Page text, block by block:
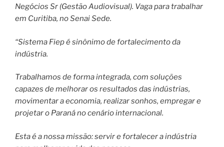
Negócios Sr (Gestão Audiovisual). Vaga para trabalhar
em Curitiba, no Senai Sede.
“Sistema Fiep é sinônimo de fortalecimento da
indústria.
Trabalhamos de forma integrada, com soluções
capazes de melhorar os resultados das indústrias,
movimentar a economia, realizar sonhos, empregar e
projetar o Paraná no cenário internacional.
Esta é a nossa missão: servir e fortalecer a indústria